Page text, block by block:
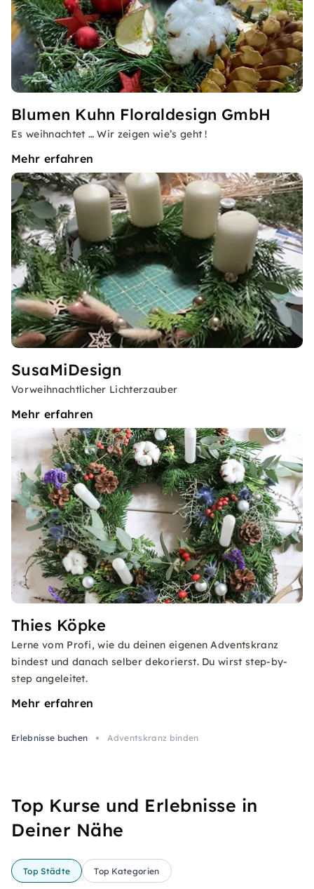
Blumen Kuhn Floraldesign GmbH
Es weihnachtet … Wir zeigen wie’s geht !
Mehr erfahren
SusaMiDesign
Vorweihnachtlicher Lichterzauber
Mehr erfahren
Thies Köpke
Lerne vom Profi, wie du deinen eigenen Adventskranz
bindest und danach selber dekorierst. Du wirst step-by-
step angeleitet.
Mehr erfahren
Erlebnisse buchen Adventskranz binden
Top Kurse und Erlebnisse in
Deiner Nähe
Top Städte Top Kategorien